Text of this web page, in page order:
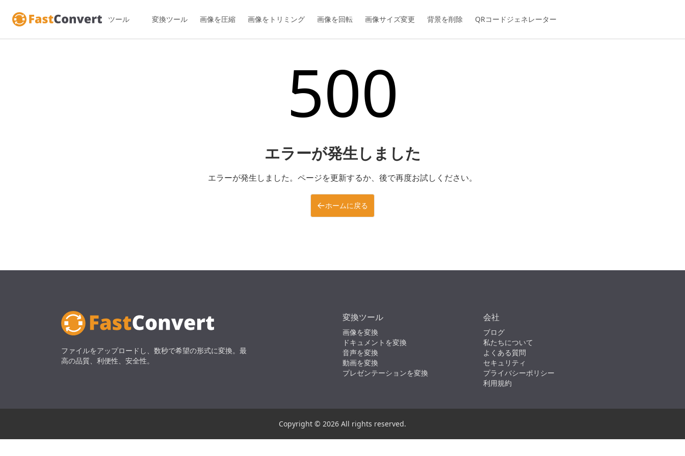
ツール 変換ツール 画像を圧縮 画像をトリミング 画像を回転 画像サイズ変更 背景を削除 QRコードジェネレーター
500
エラーが発生しました
エラーが発生しました。ページを更新するか、後で再度お試しください。
ホームに戻る
ファイルをアップロードし、数秒で希望の形式に変換。最
高の品質、利便性、安全性。
変換ツール
画像を変換
ドキュメントを変換
音声を変換
動画を変換
プレゼンテーションを変換
会社
ブログ
私たちについて
よくある質問
セキュリティ
プライバシーポリシー
利用規約
Copyright © 2026 All rights reserved.